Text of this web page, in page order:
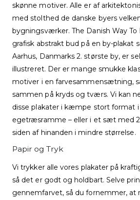
skønne motiver. Alle er af
med stolthed de danske byers
bygningsværker. The Danish Way
grafisk abstrakt bud på en by-plakat
Aarhus, Danmarks 2. største by, er
illustreret. Der er mange smukke
motiver i en farvesammensætning,
sammen på kryds og tværs. Vi kan
disse plakater i kæmpe stort format
egetræsramme – eller i et sæt med
siden af hinanden i mindre størrelse.
Papir og Tryk
Vi trykker alle vores plakater på
så det er godt og holdbart. Selve
gennemfarvet, så du fornemmer, at